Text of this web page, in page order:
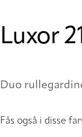
Luxor
Duo
Fås også i disse